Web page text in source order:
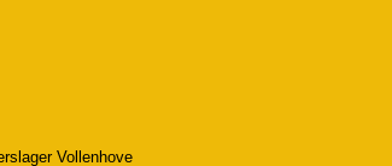
Vollenhove